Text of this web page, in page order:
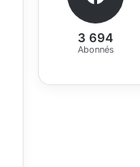
3 694
Abonnés